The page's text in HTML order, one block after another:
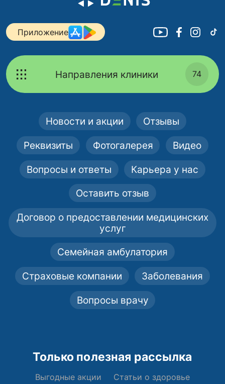
Приложение
Направления клиники 74
Новости и акции Отзывы
Реквизиты Фотогалерея Видео
Вопросы и ответы Карьера у нас
Оставить отзыв
Договор о предоставлении медицинских
услуг
Семейная амбулатория
Страховые компании Заболевания
Вопросы врачу
Только полезная рассылка
Выгодные акции Статьи о здоровье